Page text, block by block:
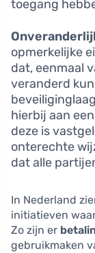
toegang
opmerkelijke
dat, eenmaal
veranderd
hierbij aan
deze is
onterechte
dat alle
In Nederland
initiatieven
Zo zijn er
gebruikmaken